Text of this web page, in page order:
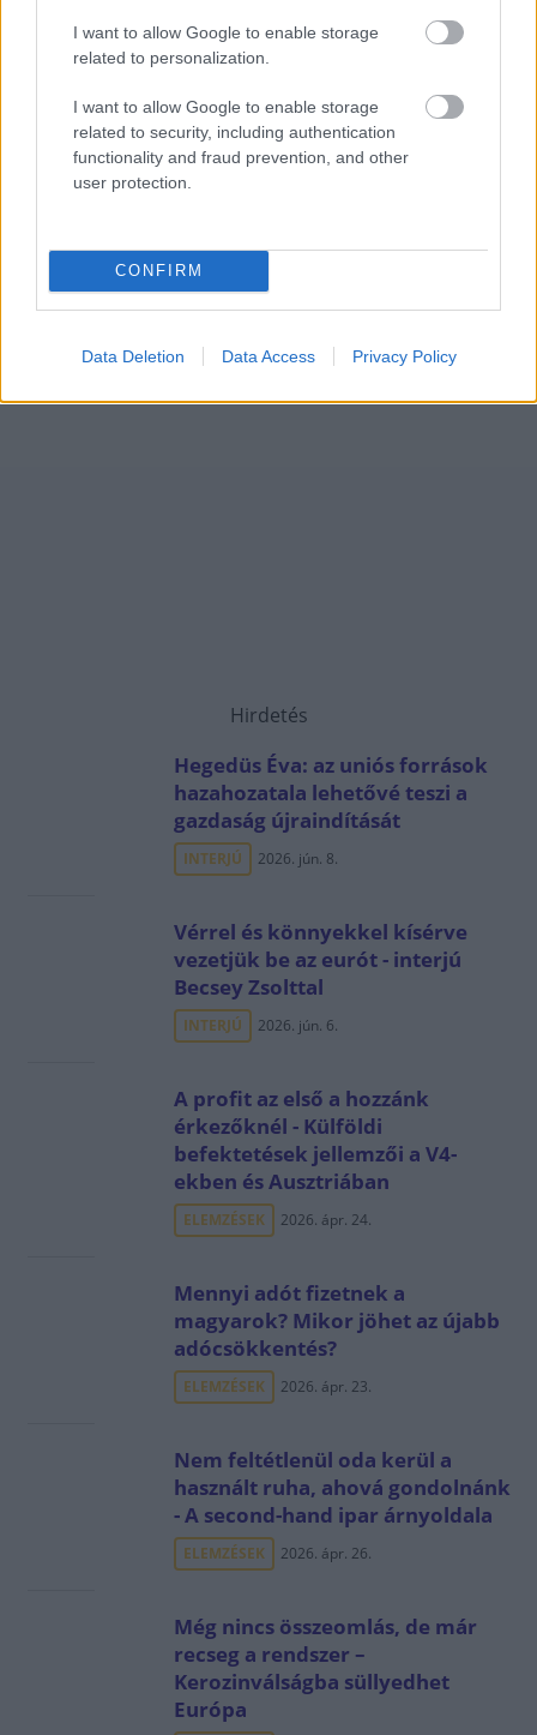
I want to allow Google to enable storage
related to personalization.
I want to allow Google to enable storage
related to security, including authentication
functionality and fraud prevention, and other
user protection.
CONFIRM
Data Deletion Data Access Privacy Policy
NÉPSZERŰ
Hirdetés
Hegedüs Éva: az uniós források
hazahozatala lehetővé teszi a
gazdaság újraindítását
INTERJÚ 2026. jún. 8.
Vérrel és könnyekkel kísérve
vezetjük be az eurót - interjú
Becsey Zsolttal
INTERJÚ 2026. jún. 6.
A profit az első a hozzánk
érkezőknél - Külföldi
befektetések jellemzői a V4-
ekben és Ausztriában
ELEMZÉSEK 2026. ápr. 24.
Mennyi adót fizetnek a
magyarok? Mikor jöhet az újabb
adócsökkentés?
ELEMZÉSEK 2026. ápr. 23.
Nem feltétlenül oda kerül a
használt ruha, ahová gondolnánk
- A second-hand ipar árnyoldala
ELEMZÉSEK 2026. ápr. 26.
Még nincs összeomlás, de már
recseg a rendszer –
Kerozinválságba süllyedhet
Európa